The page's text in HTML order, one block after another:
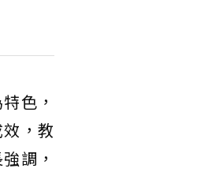
色，
，教
調，